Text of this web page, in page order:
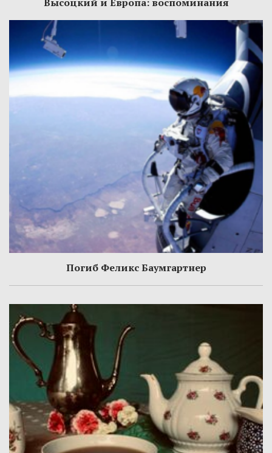
Погиб Феликс Баумгартнер